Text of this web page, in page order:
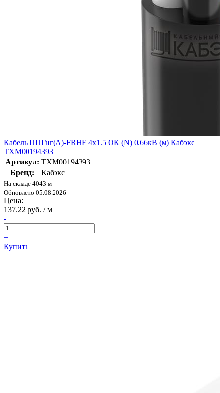
Кабель ППГнг(А)-FRHF 4х1.5 ОК (N) 0.66кВ (м) Кабэкс
ТХМ00194393
Артикул: ТХМ00194393
Бренд:
Кабэкс
На складе 4043 м
Обновлено 05.08.2026
Цена:
137.22 руб. / м
-
+
Купить